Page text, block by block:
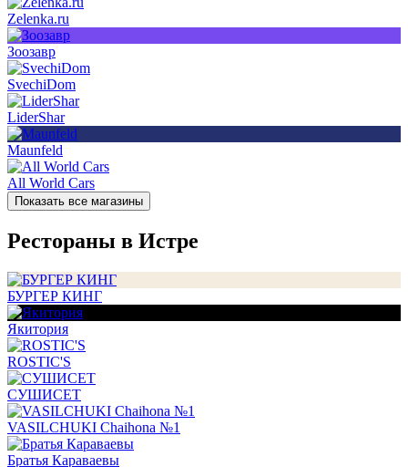
Zelenka.ru
Зоозавр
SvechiDom
LiderShar
Maunfeld
All World Cars
Показать все магазины
Рестораны в Истре
БУРГЕР КИНГ
Якитория
ROSTIC'S
СУШИСЕТ
VASILCHUKI Chaihona №1
Братья Караваевы